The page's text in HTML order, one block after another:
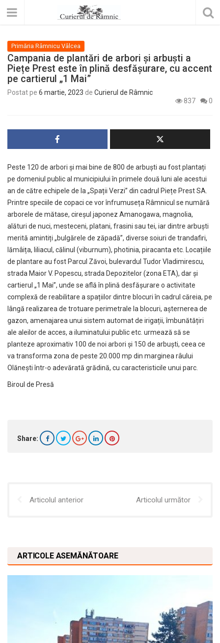
Primăria Râmnicu Vâlcea
Campania de plantări de arbori și arbuști a
Piețe Prest este în plină desfășurare, cu accent
pe cartierul „1 Mai”
Postat pe 6 martie, 2023 de Curierul de Râmnic
837
0
Peste 120 de arbori și mai bine de 800 de arbuști au fost plantați
pe domeniul public al municipiului în primele două luni ale acestui
an de către echipele de la „Spații Verzi” din cadrul Piețe Prest SA.
Printre speciile de copaci ce vor înfrumuseța Râmnicul se numără
arborele de mătase, cireșul japonez Amanogawa, magnolia,
alături de nuci, mesteceni, platani, frasini sau tei, iar dintre arbuști
merită amintiți „bulgărele de zăpadă”, diverse soiuri de trandafiri,
lămâița, liliacul, călinul (viburnum), photinia, piracanta etc. Locațiile
de plantare au fost Parcul Zăvoi, bulevardul Tudor Vladimirescu,
strada Maior V. Popescu, strada Depozitelor (zona ETA), dar și
cartierul „1 Mai”, unde se află în plină desfășurare o activitate
complexă de reabilitare a spațiilor dintre blocuri în cadrul căreia, pe
lângă realizarea de trotuare perimetrale la blocuri, așternerea de
gazon, amenajarea unui sistem automat de irigații, îmbunătățiri
ale aleilor de acces, a iluminatului public etc. urmează să se
planteze aproximativ 100 de noi arbori și 150 de arbuști, ceea ce
va transforma zona de peste 20.000 mp din marginea râului
Olănești într-o adevărată grădină, cu caracteristicile unui parc.
Biroul de Presă
Share:
Articolul anterior Articolul următor
ARTICOLE ASEMĂNĂTOARE